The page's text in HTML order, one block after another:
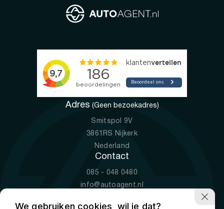
Adres (Geen bezoekadres)
Smitspol 9V
3861RS Nijkerk
Nederland
Contact
085 - 048 0480
info@autoagent.nl
We gebruiken cookies, wil je dat?